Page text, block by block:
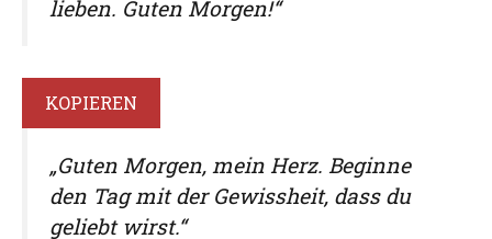
lieben. Guten Morgen!“
KOPIEREN
„Guten Morgen, mein Herz. Beginne
den Tag mit der Gewissheit, dass du
geliebt wirst.“